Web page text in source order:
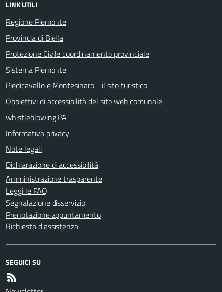
LINK UTILI
Regione Piemonte
Provincia di Biella
Protezione Civile coordinamento provinciale
Sistema Piemonte
Piedicavallo e Montesinaro - il sito turistico
Obbiettivi di accessibilità del sito web comunale
whistleblowing PA
Informativa privacy
Note legali
Dichiarazione di accessibilità
Amministrazione trasparente
Leggi le FAQ
Segnalazione disservizio
Prenotazione appuntamento
Richiesta d'assistenza
SEGUICI SU